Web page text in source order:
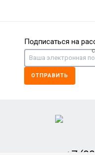
Подписаться на
ОТПРАВИТЬ